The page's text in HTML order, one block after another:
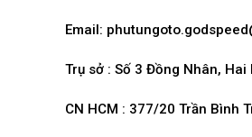
Email:
Trụ sở : Số 3 Đồng Nhân, Hai
CN HCM : 377/20 Trần Bình